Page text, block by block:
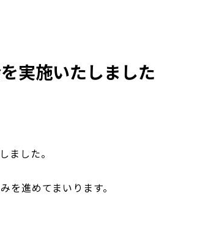
実施いたしました
ました。
進めてまいります。